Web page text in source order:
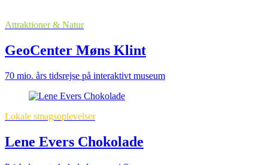
Attraktioner & Natur
GeoCenter Møns Klint
70 mio. års tidsrejse på interaktivt museum
Lokale smagsoplevelser
Lene Evers Chokolade